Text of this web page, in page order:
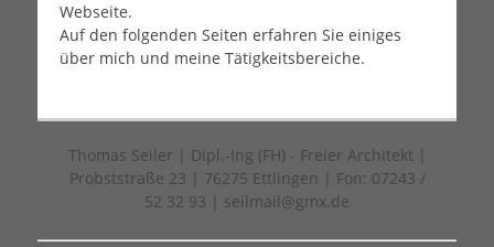
Webseite.
Auf den folgenden Seiten erfahren Sie einiges
über mich und meine Tätigkeitsbereiche.
Thomas Seiler | Dipl.-Ing (FH) - Freier Architekt |
Probststraße 23 | 76275 Ettlingen | Fon: 07243 /
52 32 93 | seilmail@gmx.de